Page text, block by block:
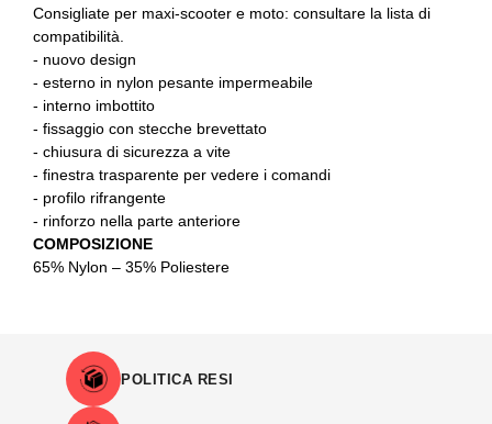
Consigliate per maxi-scooter e moto: consultare la lista di
compatibilità.
- nuovo design
- esterno in nylon pesante impermeabile
- interno imbottito
- fissaggio con stecche brevettato
- chiusura di sicurezza a vite
- finestra trasparente per vedere i comandi
- profilo rifrangente
- rinforzo nella parte anteriore
COMPOSIZIONE
65% Nylon – 35% Poliestere
POLITICA RESI